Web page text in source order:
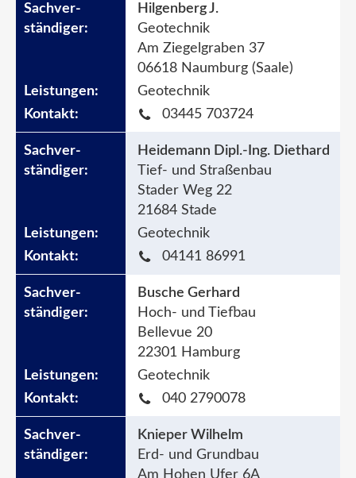
Hilgenberg J.
Geotechnik
Am Ziegelgraben 37
06618 Naumburg (Saale)
Geotechnik
03445 703724
Heidemann Dipl.-Ing. Diethard
Tief- und Straßenbau
Stader Weg 22
21684 Stade
Geotechnik
04141 86991
Busche Gerhard
Hoch- und Tiefbau
Bellevue 20
22301 Hamburg
Geotechnik
040 2790078
Knieper Wilhelm
Erd- und Grundbau
Am Hohen Ufer 6A